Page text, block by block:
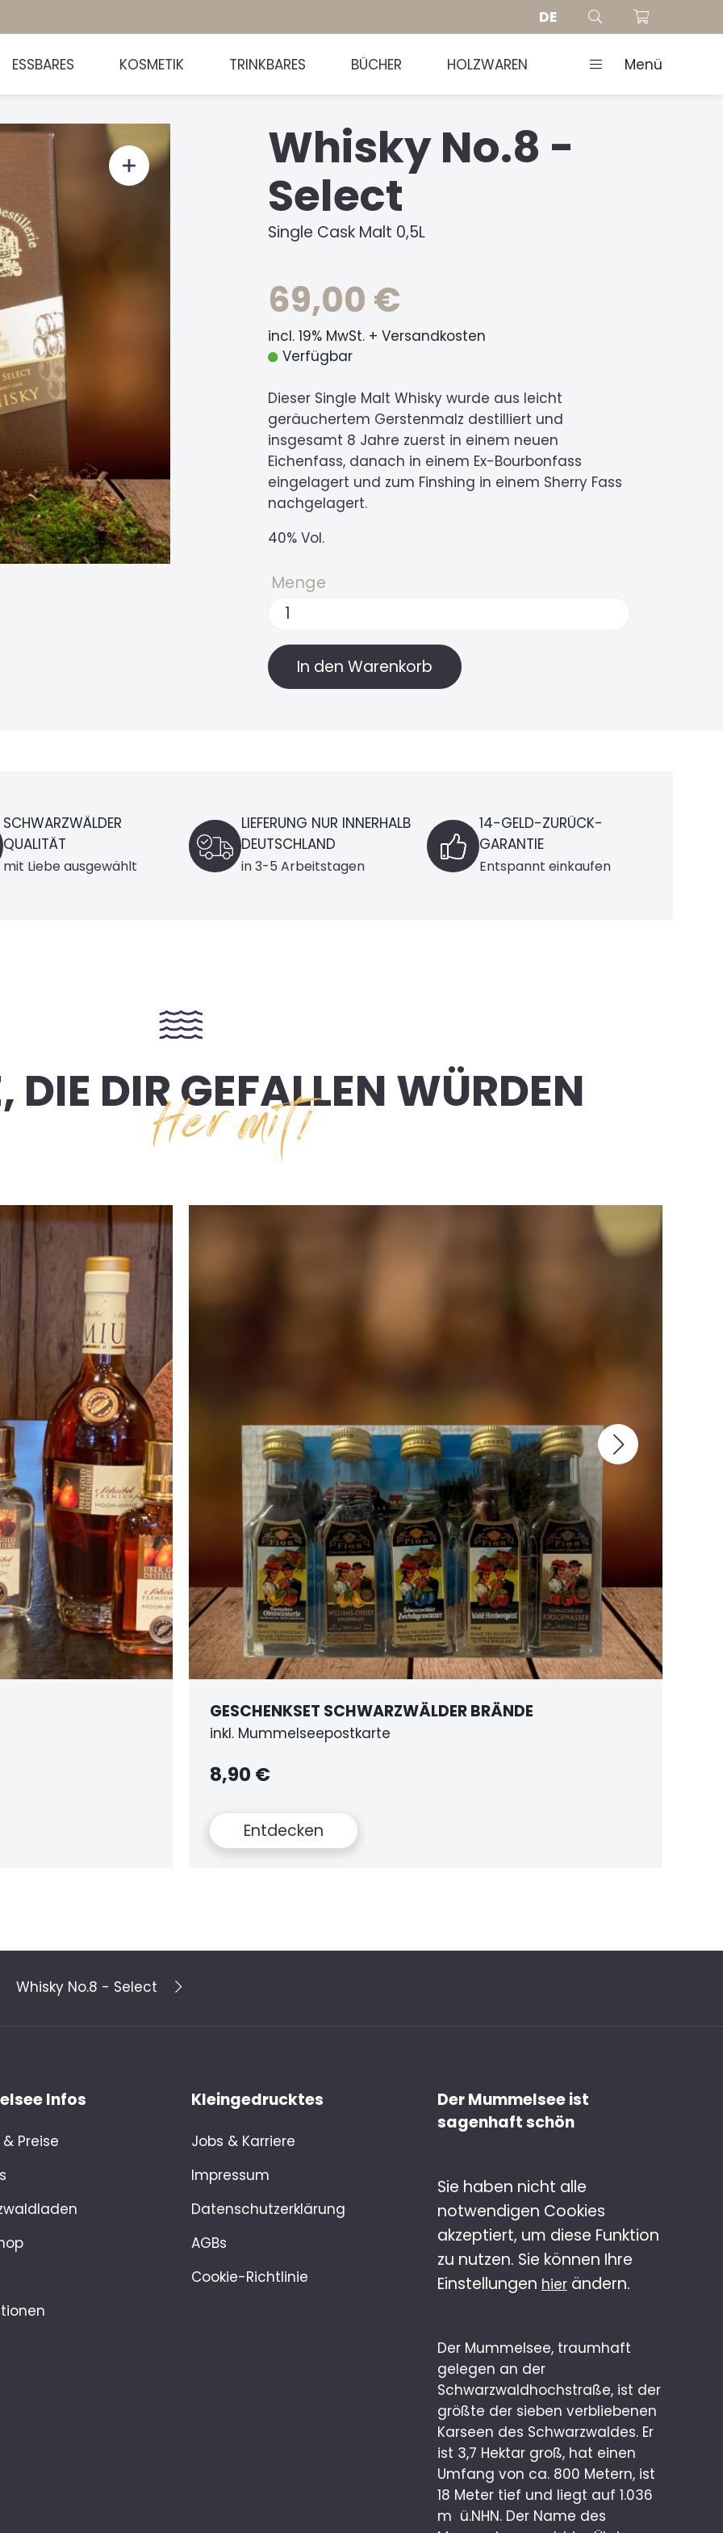
DE
ESSBARES KOSMETIK TRINKBARES BÜCHER HOLZWAREN Menü
Whisky No.8 -
Select
Single Cask Malt 0,5L
69,00 €
incl. 19% MwSt. + Versandkosten
Verfügbar
Dieser Single Malt Whisky wurde aus leicht
geräuchertem Gerstenmalz destilliert und
insgesamt 8 Jahre zuerst in einem neuen
Eichenfass, danach in einem Ex-Bourbonfass
eingelagert und zum Finshing in einem Sherry Fass
nachgelagert.
40% Vol.
Menge
LIEFERUNG NUR INNERHALB
DEUTSCHLAND
in 3-5 Arbeitstagen
14-GELD-ZURÜCK-
GARANTIE
Entspannt einkaufen
LIEFERUNG
nur innerhalb Deutschland
DIE DIR GEFALLEN WÜRDEN
Her mit!
BRÄNDE HASELNUSSLIKÖR VON LÖRCH
mit der Piemont Haselnuss 0,5L
13,00 €
Entdecken
Whisky No.8 - Select
Infos
Preise
Kleingedrucktes
Jobs & Karriere
Impressum
Datenschutzerklärung
AGBs
Cookie-Richtlinie
Der Mummelsee ist
sagenhaft schön
Sie haben nicht alle
notwendigen Cookies
akzeptiert, um diese Funktion
zu nutzen. Sie können Ihre
Einstellungen hierändern.
Der Mummelsee, traumhaft
gelegen an der
Schwarzwaldhochstraße, ist der
größte der sieben verbliebenen
Karseen des Schwarzwaldes. Er
ist 3,7 Hektar groß, hat einen
Umfang von ca. 800 Metern, ist
18 Meter tief und liegt auf 1.036
m ü.NHN. Der Name des